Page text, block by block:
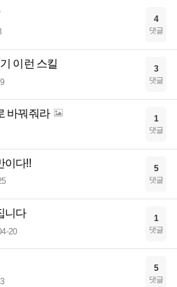
4
댓글
이런 스킬 3
댓글
바꿔줘라 1
댓글
이다!! 5
댓글
니다
20
1
댓글
5
댓글